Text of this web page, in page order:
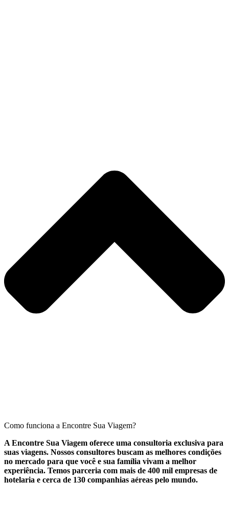
Como funciona a Encontre Sua Viagem?
A Encontre Sua Viagem oferece uma consultoria exclusiva para
suas viagens. Nossos consultores buscam as melhores condições
no mercado para que você e sua família vivam a melhor
experiência. Temos parceria com mais de 400 mil empresas de
hotelaria e cerca de 130 companhias aéreas pelo mundo.